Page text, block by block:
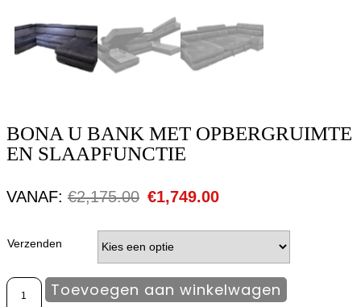
BONA U BANK MET OPBERGRUIMTE
EN SLAAPFUNCTIE
VANAF: €2,175.00 €1,749.00
Verzenden
Toevoegen aan winkelwagen